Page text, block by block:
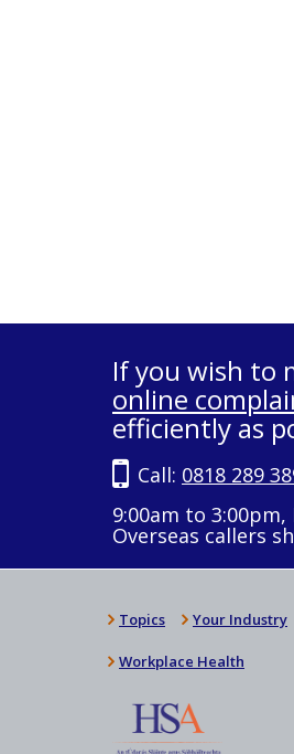
If you wish to
online
efficiently as
Call: 0818 289
9:00am to
Overseas callers
Topics Your Industry
Workplace Health